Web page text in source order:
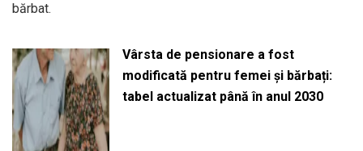
bărbat.
Vârsta de pensionare a fost
modificată pentru femei și bărbați:
tabel actualizat până în anul 2030